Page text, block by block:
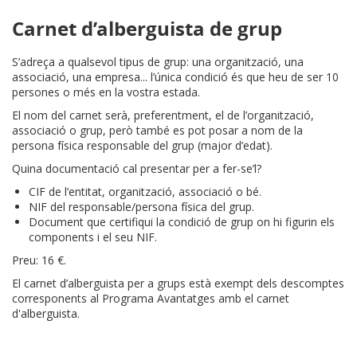
Carnet d’alberguista de grup
S’adreça a qualsevol tipus de grup: una organització, una
associació, una empresa... l’única condició és que heu de ser 10
persones o més en la vostra estada.
El nom del carnet serà, preferentment, el de l’organització,
associació o grup, però també es pot posar a nom de la
persona física responsable del grup (major d’edat).
Quina documentació cal presentar per a fer-se’l?
CIF de l’entitat, organització, associació o bé.
NIF del responsable/persona física del grup.
Document que certifiqui la condició de grup on hi figurin els
components i el seu NIF.
Preu: 16 €.
El carnet d’alberguista per a grups està exempt dels descomptes
corresponents al Programa Avantatges amb el carnet
d'alberguista.